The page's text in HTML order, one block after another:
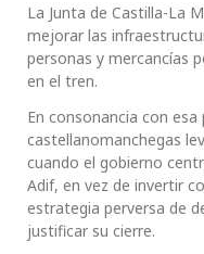
La Junta de Castilla-La
mejorar las
personas y mercancías
en el tren.
En consonancia con
castellanomanchegas
cuando el gobierno
Adif, en vez de invertir
estrategia perversa de
justificar su cierre.